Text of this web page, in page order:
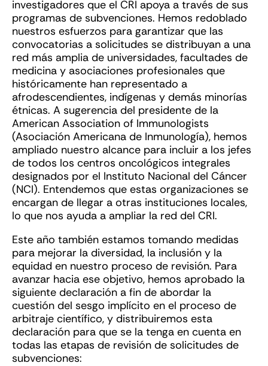
investigadores que el CRI apoya a través de sus
programas de subvenciones. Hemos redoblado
nuestros esfuerzos para garantizar que las
convocatorias a solicitudes se distribuyan a una
red más amplia de universidades, facultades de
medicina y asociaciones profesionales que
históricamente han representado a
afrodescendientes, indígenas y demás minorías
étnicas. A sugerencia del presidente de la
American Association of Immunologists
(Asociación Americana de Inmunología), hemos
ampliado nuestro alcance para incluir a los jefes
de todos los centros oncológicos integrales
designados por el Instituto Nacional del Cáncer
(NCI). Entendemos que estas organizaciones se
encargan de llegar a otras instituciones locales,
lo que nos ayuda a ampliar la red del CRI.
Este año también estamos tomando medidas
para mejorar la diversidad, la inclusión y la
equidad en nuestro proceso de revisión. Para
avanzar hacia ese objetivo, hemos aprobado la
siguiente declaración a fin de abordar la
cuestión del sesgo implícito en el proceso de
arbitraje científico, y distribuiremos esta
declaración para que se la tenga en cuenta en
todas las etapas de revisión de solicitudes de
subvenciones: